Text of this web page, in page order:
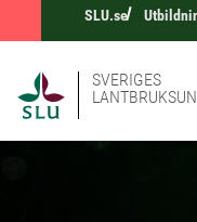
SLU.se
SVERIGES